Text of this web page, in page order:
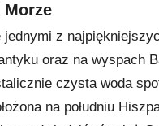
Morze
z
oraz na wyspach
czysta woda
na południu